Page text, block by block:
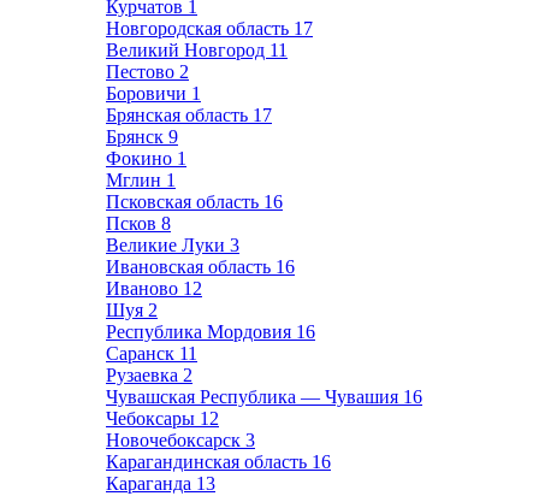
Курчатов 1
Новгородская область 17
Великий Новгород 11
Пестово 2
Боровичи 1
Брянская область 17
Брянск 9
Фокино 1
Мглин 1
Псковская область 16
Псков 8
Великие Луки 3
Ивановская область 16
Иваново 12
Шуя 2
Республика Мордовия 16
Саранск 11
Рузаевка 2
Чувашская Республика — Чувашия 16
Чебоксары 12
Новочебоксарск 3
Карагандинская область 16
Караганда 13